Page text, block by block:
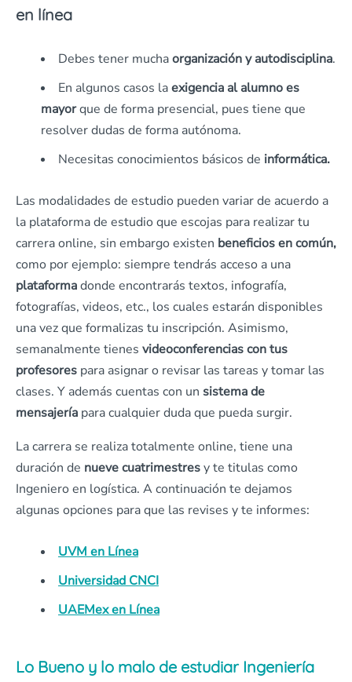
en línea
Debes tener muchaorganización y autodisciplina.
En algunos casos laexigencia al alumno es
mayorque de forma presencial, pues tiene que
resolver dudas de forma autónoma.
Necesitas conocimientos básicos de informática.
Las modalidades de estudio pueden variar de acuerdo a
la plataforma de estudio que escojas para realizar tu
carrera online, sin embargo existen beneficios en común,
como por ejemplo: siempre tendrás acceso a una
plataformadonde encontrarás textos, infografía,
fotografías, videos, etc., los cuales estarán disponibles
una vez que formalizas tu inscripción. Asimismo,
semanalmente tienes videoconferencias con tus
profesores para asignar o revisar las tareas y tomar las
clases. Y además cuentas con un sistema de
mensajería para cualquier duda que pueda surgir.
La carrera se realiza totalmente online, tiene una
duración de nueve cuatrimestresy te titulas como
Ingeniero en logística. A continuación te dejamos
algunas opciones para que las revises y te informes:
UVM en Línea
Universidad CNCI
UAEMex en Línea
Lo Bueno y lo malo de estudiar Ingeniería